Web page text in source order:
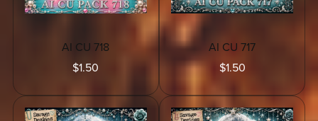
AI CU 718
$1.50
AI CU 717
$1.50